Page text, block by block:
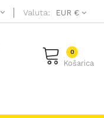
Valuta: EUR €
Košarica
0